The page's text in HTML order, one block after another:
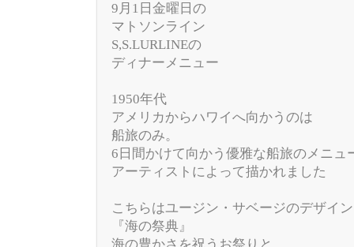
9月1日金曜日の
マトソンライン
S,S.LURLINEの
ディナーメニュー
1950年代
アメリカからハワイへ向かうのは
船旅のみ。
6日間かけて向かう優雅な船旅のメニュ
アーティストによって描かれました
こちらはユージン・サベージのデザイン
『海の祭典』